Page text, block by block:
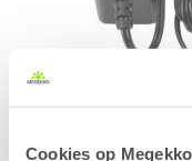
Cookies op
STARTECH.COM